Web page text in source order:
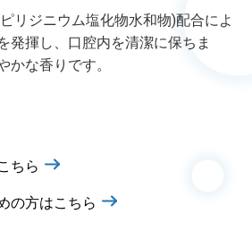
リジニウム塩化物水和物)配合によ
発揮し、口腔内を清潔に保ちま
かな香りです。
ちら
の方はこちら